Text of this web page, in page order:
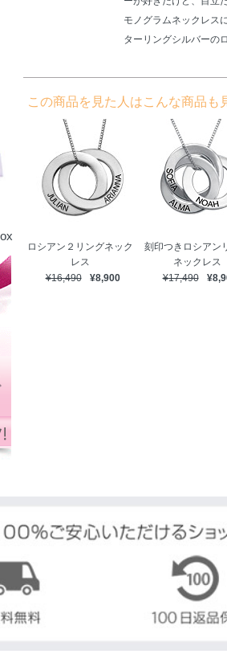
モノグラムネックレス
ターリングシルバーの
この商品を見た人はこんな商品も
ロシアン２リングネック
レス
¥16,490
¥8,900
刻印つきロシアン
ネックレス
¥17,490